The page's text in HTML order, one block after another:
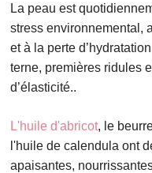
La peau est
stress environnemental,
et à la perte
terne, premières ridules
d’élasticité..
L'huile d'abricot, le
l'huile de calendula ont
apaisantes,